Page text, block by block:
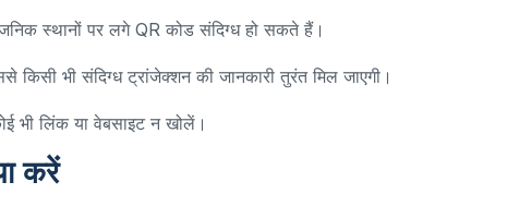
स्थानों पर लगे QR कोड संदिग्ध हो सकते हैं।
किसी भी संदिग्ध ट्रांजेक्शन की जानकारी तुरंत मिल जाएगी।
भी लिंक या वेबसाइट न खोलें।
करें